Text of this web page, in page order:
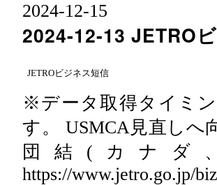
2024-12-15
2024-12-13 JETRO
JETROビジネス短信
※データ取得タイミ
す。 USMCA見直しへ
団結(カナダ
https://www.jetro.go.jp/